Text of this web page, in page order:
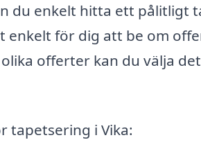
du enkelt hitta ett pålitligt
enkelt för dig att be om
offerter kan du välja
tapetsering i Vika: